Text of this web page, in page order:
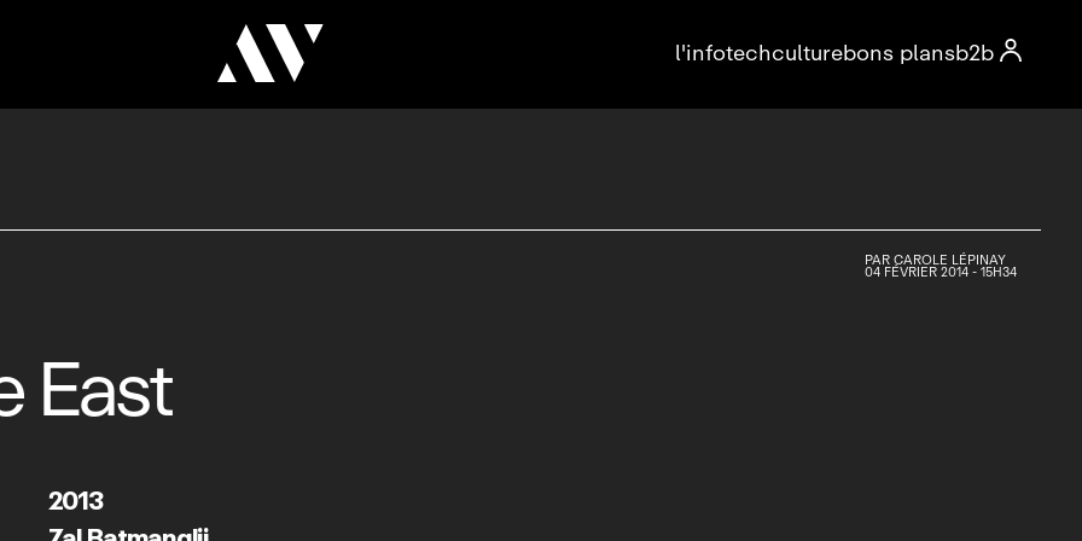

l'infotechculturebons plansb2b
PARCAROLE LÉPINAY
04 FÉVRIER 2014 - 15H34
East
2013